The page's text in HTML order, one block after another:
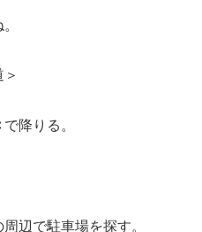
降りる。
辺で駐車場を探す。